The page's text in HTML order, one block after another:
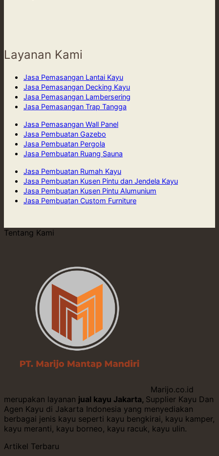
Layanan Kami
Jasa Pemasangan Lantai Kayu
Jasa Pemasangan Decking Kayu
Jasa Pemasangan Lambersering
Jasa Pemasangan Trap Tangga
Jasa Pemasangan Wall Panel
Jasa Pembuatan Gazebo
Jasa Pembuatan Pergola
Jasa Pembuatan Ruang Sauna
Jasa Pembuatan Rumah Kayu
Jasa Pembuatan Kusen Pintu dan Jendela Kayu
Jasa Pembuatan Kusen Pintu Alumunium
Jasa Pembuatan Custom Furniture
Tentang Kami
Marijo.co.id
merupakan layanan jual kayu Jakarta, Supplier Kayu Dan
Agen Kayu di Jakarta Indonesia yang menyediakan
berbagai jenis kayu seperti kayu bengkirai, kayu kamper,
kayu meranti, kayu borneo, kayu racuk, kayu ulin.
Artikel Terbaru